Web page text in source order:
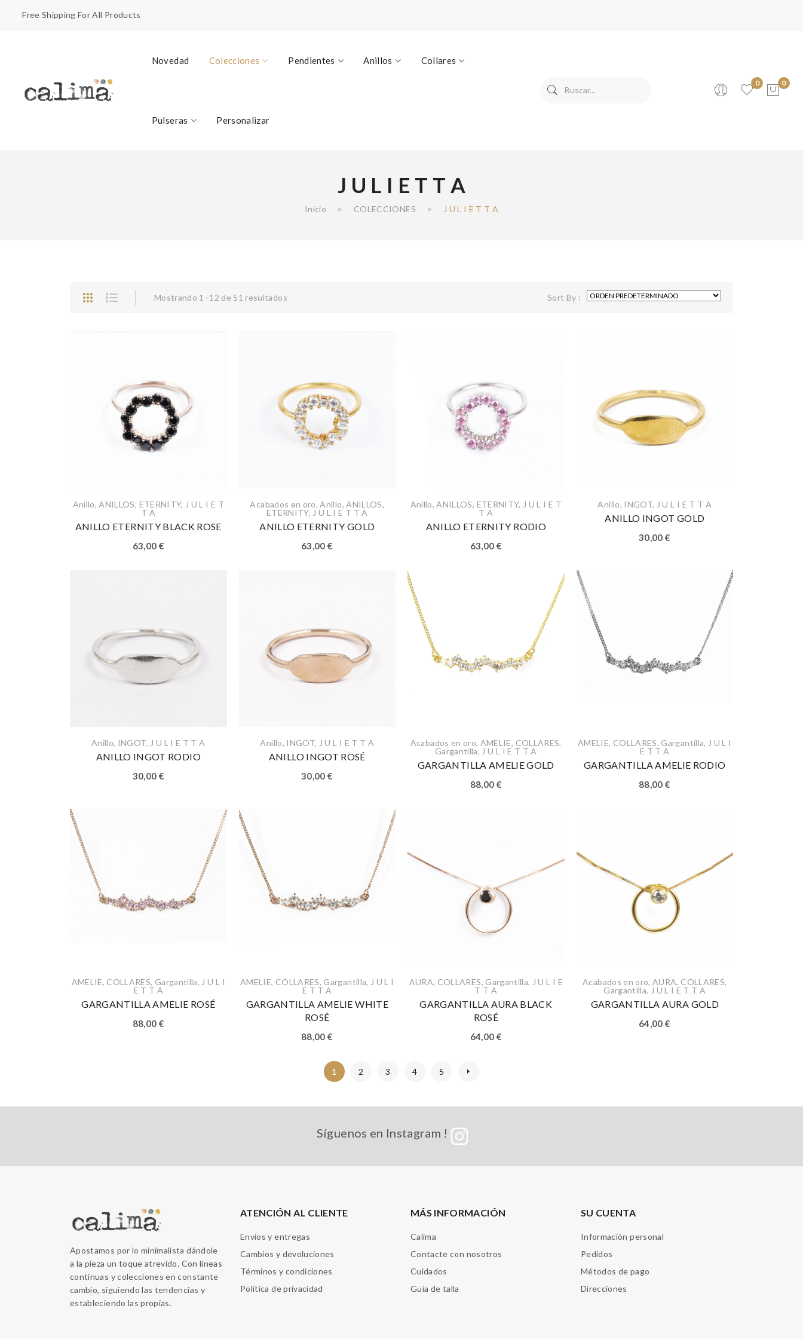
Free Shipping For All Products
Novedad Colecciones Pendientes Anillos Collares
Pulseras Personalizar
0
0
J U L I E T T A
Inicio > COLECCIONES > J U L I E T T A
Mostrando 1–12 de 51 resultados Sort By :
Anillo,ANILLOS, ETERNITY, J U L I E T
T A
ANILLO ETERNITY BLACK ROSE
63,00 €
Acabados en oro,Anillo,ANILLOS,
ETERNITY, J U L I E T T A
ANILLO ETERNITY GOLD
63,00€
Anillo,ANILLOS, ETERNITY, J U L I E T
T A
ANILLO ETERNITY RODIO
63,00 €
Anillo, INGOT, J U L I E T T A
ANILLO INGOT GOLD
30,00€
Anillo, INGOT, J U L I E T T A
ANILLO INGOT RODIO
30,00 €
Anillo, INGOT, J U L I E T T A
ANILLO INGOT ROSÉ
30,00€
Acabados en oro, AMELIE, COLLARES,
Gargantilla, J U L I E T T A
GARGANTILLA AMELIE GOLD
88,00 €
AMELIE, COLLARES, Gargantilla, J U L I
E T T A
GARGANTILLA AMELIE RODIO
88,00€
AMELIE, COLLARES, Gargantilla, J U L I
E T T A
GARGANTILLA AMELIE ROSÉ
88,00 €
AMELIE, COLLARES, Gargantilla, J U L I
E T T A
GARGANTILLA AMELIE WHITE
ROSÉ
88,00€
AURA, COLLARES, Gargantilla, J U L I E
T T A
GARGANTILLA AURA BLACK
ROSÉ
64,00 €
Acabados en oro,AURA, COLLARES,
Gargantilla, J U L I E T T A
GARGANTILLA AURA GOLD
64,00€
1 2 3 4 5
Síguenos en Instagram !
Apostamos por lo minimalista dándole
a la pieza un toque atrevido. Con líneas
continuas y colecciones en constante
cambio, siguiendo las tendencias y
estableciendo las propias.
ATENCIÓN AL CLIENTE
Envíos y entregas
Cambios y devoluciones
Términos y condiciones
Política de privacidad
MÁS INFORMACIÓN
Calima
Contacte con nosotros
Cuidados
Guía de talla
SU CUENTA
Información personal
Pedidos
Métodos de pago
Direcciones